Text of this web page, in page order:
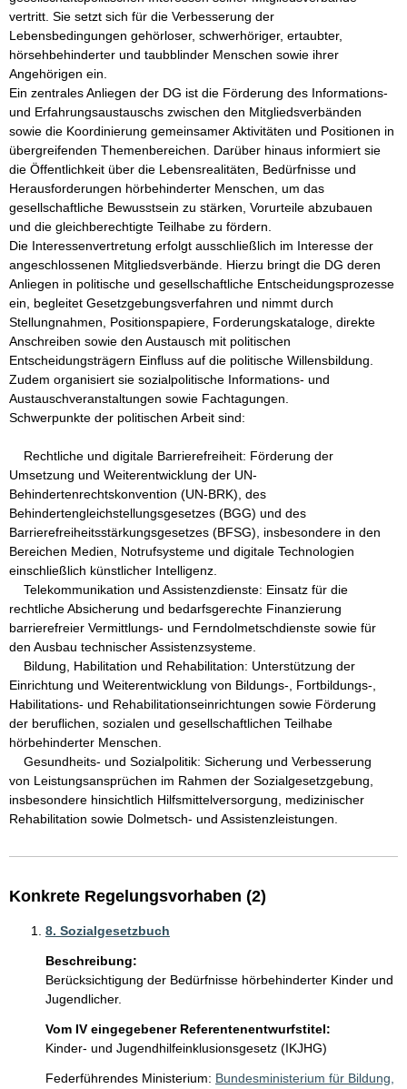
vertritt. Sie setzt sich für die Verbesserung der
Lebensbedingungen gehörloser, schwerhöriger, ertaubter,
hörsehbehinderter und taubblinder Menschen sowie ihrer
Angehörigen ein.
Ein zentrales Anliegen der DG ist die Förderung des Informations-
und Erfahrungsaustauschs zwischen den Mitgliedsverbänden
sowie die Koordinierung gemeinsamer Aktivitäten und Positionen in
übergreifenden Themenbereichen. Darüber hinaus informiert sie
die Öffentlichkeit über die Lebensrealitäten, Bedürfnisse und
Herausforderungen hörbehinderter Menschen, um das
gesellschaftliche Bewusstsein zu stärken, Vorurteile abzubauen
und die gleichberechtigte Teilhabe zu fördern.
Die Interessenvertretung erfolgt ausschließlich im Interesse der
angeschlossenen Mitgliedsverbände. Hierzu bringt die DG deren
Anliegen in politische und gesellschaftliche Entscheidungsprozesse
ein, begleitet Gesetzgebungsverfahren und nimmt durch
Stellungnahmen, Positionspapiere, Forderungskataloge, direkte
Anschreiben sowie den Austausch mit politischen
Entscheidungsträgern Einfluss auf die politische Willensbildung.
Zudem organisiert sie sozialpolitische Informations- und
Austauschveranstaltungen sowie Fachtagungen.
Schwerpunkte der politischen Arbeit sind:
Umsetzung und Weiterentwicklung der UN-
Behindertenrechtskonvention (UN-BRK), des
Behindertengleichstellungsgesetzes (BGG) und des
Barrierefreiheitsstärkungsgesetzes (BFSG), insbesondere in den
Bereichen Medien, Notrufsysteme und digitale Technologien
einschließlich künstlicher Intelligenz.
rechtliche Absicherung und bedarfsgerechte Finanzierung
barrierefreier Vermittlungs- und Ferndolmetschdienste sowie für
den Ausbau technischer Assistenzsysteme.
Einrichtung und Weiterentwicklung von Bildungs-, Fortbildungs-,
Habilitations- und Rehabilitationseinrichtungen sowie Förderung
der beruflichen, sozialen und gesellschaftlichen Teilhabe
hörbehinderter Menschen.
von Leistungsansprüchen im Rahmen der Sozialgesetzgebung,
insbesondere hinsichtlich Hilfsmittelversorgung, medizinischer
Rehabilitation sowie Dolmetsch- und Assistenzleistungen.
Konkrete Regelungsvorhaben (2)
8. Sozialgesetzbuch
Beschreibung:
Berücksichtigung der Bedürfnisse hörbehinderter Kinder und
Jugendlicher.
Vom IV eingegebener Referentenentwurfstitel:
Kinder- und Jugendhilfeinklusionsgesetz (IKJHG)
Federführendes Ministerium: Bundesministerium für Bildung,